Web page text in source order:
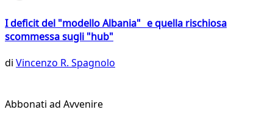
I deficit del "modello Albania" e quella rischiosa
scommessa sugli "hub"
di Vincenzo R. Spagnolo
Abbonati ad Avvenire